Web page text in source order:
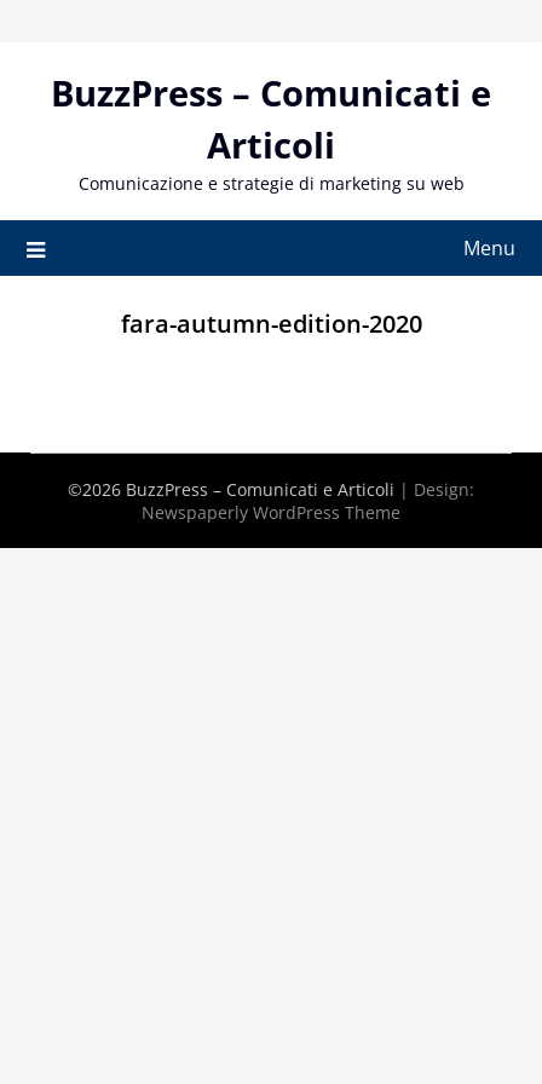
contentBuzzPress – Comunicati e
Articoli
Comunicazione e strategie di marketing su web
Menu
fara-autumn-edition-2020
©2026 BuzzPress – Comunicati e Articoli | Design:
Newspaperly WordPress Theme